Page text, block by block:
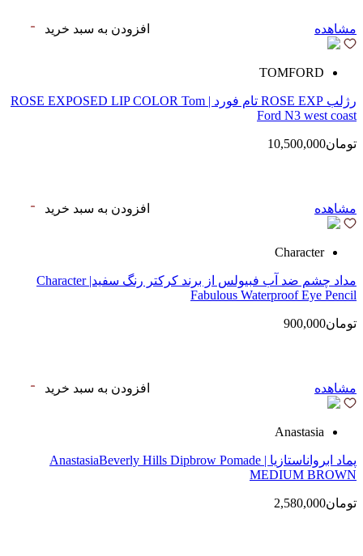
مشاهده افزودن به سبد خرید
TOMFORD
رژلب ROSE EXP تام فورد | ROSE EXPOSED LIP COLOR Tom
Ford N3 west coast
تومان10,500,000
مشاهده افزودن به سبد خرید
Character
مداد چشم ضد آب فبیولس از برند کرکتر رنگ سفید| Character
Fabulous Waterproof Eye Pencil
تومان900,000
مشاهده افزودن به سبد خرید
Anastasia
پماد ابرواناستازیا | AnastasiaBeverly Hills Dipbrow Pomade
MEDIUM BROWN
تومان2,580,000